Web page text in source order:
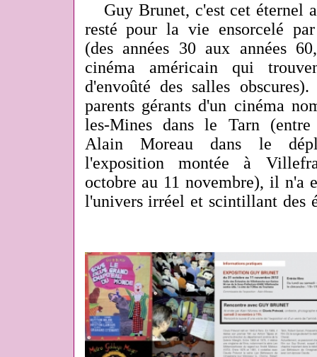
Guy Brunet, c'est cet éternel
resté pour la vie ensorcelé
(des années 30 aux années
cinéma américain qui
d'envoûté des salles
parents gérants d'un cinéma
les-Mines dans le Tarn
Alain Moreau dans le
l'exposition montée à
octobre au 11 novembre), il n'a
l'univers irréel et scintillant des